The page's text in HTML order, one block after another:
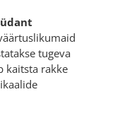
tugeva
kaitsta rakke